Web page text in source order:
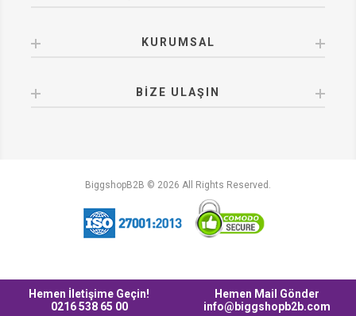
KURUMSAL
BIZE ULAŞIN
BiggshopB2B © 2026 All Rights Reserved.
Hemen İletişime Geçin!
0216 538 65 00
Hemen Mail Gönder
info@biggshopb2b.com